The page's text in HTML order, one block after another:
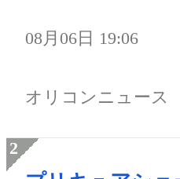
08月06日 19:06
オリコンニュース